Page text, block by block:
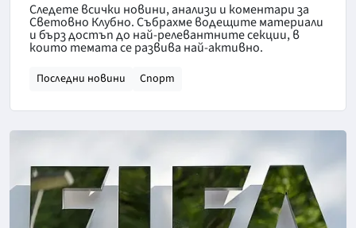
Следете всички новини, анализи и коментари за
Световно Клубно. Събрахме водещите материали
и бърз достъп до най-релевантните секции, в
които темата се развива най-активно.
Последни новини Спорт